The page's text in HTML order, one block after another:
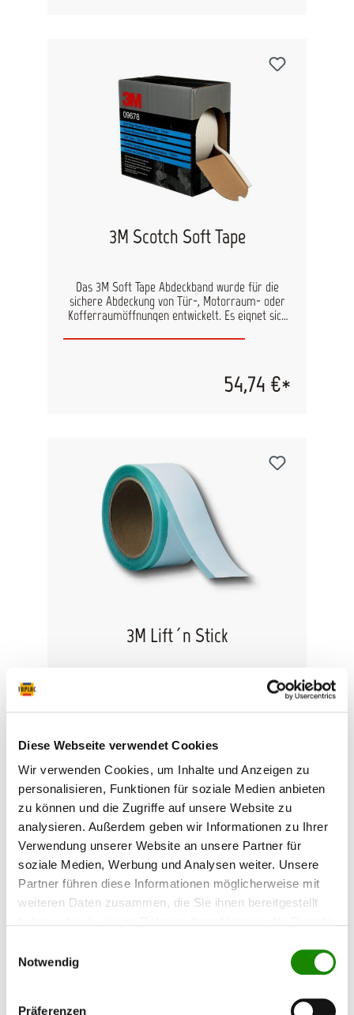
Diese Webseite verwendet Cookies
Wir verwenden Cookies, um Inhalte und Anzeigen zu
personalisieren, Funktionen für soziale Medien anbieten
zu können und die Zugriffe auf unsere Website zu
analysieren. Außerdem geben wir Informationen zu Ihrer
Verwendung unserer Website an unsere Partner für
soziale Medien, Werbung und Analysen weiter. Unsere
Partner führen diese Informationen möglicherweise mit
weiteren Daten zusammen, die Sie ihnen bereitgestellt
Notwendig
Präferenzen
3M Scotch Soft Tape
Das 3M Soft Tape Abdeckband wurde für die
sichere Abdeckung von Tür-, Motorraum- oder
Kofferraumöffnungen entwickelt. Es eignet sich
Lackierarbeiten. Mit dem 3M Soft Tape sparen
Nacharbeiten erforderlich sind. Durch die
speziellen Klebstoffeigenschaften kann das Soft
Klebebandlinien mehr Speziell entwickelte
Struktur aus Polyurethanschaum Der schnellste
und effizienteste Weg zum Abdecken und
Versiegeln von Öffnungen Eigenschaften:
temperaturbeständig bis 80°C/1 Stunde
Anwendungshinweise: Es gibt zwei verschiedene
Breiten beim Soft Tape (13mm und 19mm).
Bringen Sie das Band an der Karosserielinie an
ohne es zu sehr zu dehnen. Pressen Sie das Soft
Tape mit leichtem Druck in beide Richtungen an.
54,74 €*
3M Lift´n Stick
Fahrzeugscheiben mit werkseitig integrierter
transparentem Kunststoffstreifen und
Std., hinterlüsst keine Klebstoffrückstünde auf
Glas und Lack. 50 mm x 10 m44,23 €*